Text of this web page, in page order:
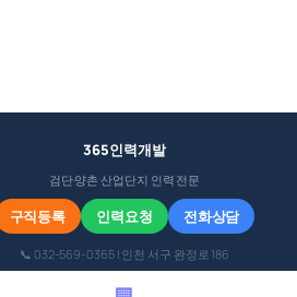
365인력개발
검단·양촌 산업단지 인력 전문
구직등록 인력요청 전화상담
📞 032-569-0365 | 인천 서구 완정로 186